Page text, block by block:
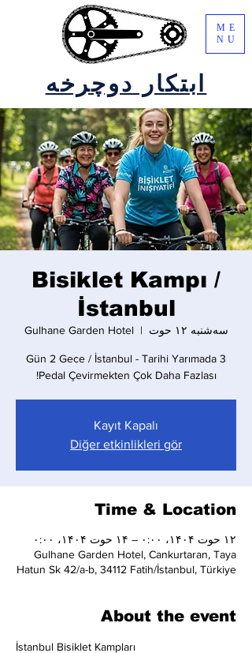
ابتکار دوچرخه
ME
NU
Bisiklet Kampı /
İstanbul
سه‌شنبه ۱۲ حوت
  |
Gulhane Garden Hotel
Pedal Çevirmekten Çok Daha Fazlası!
Kayıt Kapalı
Diğer etkinlikleri gör
Time & Location
۱۲ حوت ۱۴۰۴، ۰:۰۰ – ۱۴ حوت ۱۴۰۴، ۰:۰۰
Gulhane Garden Hotel, Cankurtaran, Taya
Hatun Sk 42/a-b, 34112 Fatih/İstanbul, Türkiye
About the event
İstanbul Bisiklet Kampları